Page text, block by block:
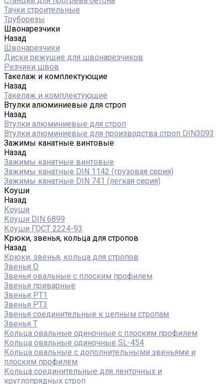
Тачки строительные
Труборезы
Швонарезчики
Назад
Швонарезчики
Диски режущие для швонарезчиков
Резчики швов
Такелаж и комплектующие
Назад
Такелаж и комплектующие
Втулки алюминиевые для строп
Назад
Втулки алюминиевые для строп
Втулки алюминиевые для производства строп DIN3093
Зажимы канатные винтовые
Назад
Зажимы канатные винтовые
Зажимы канатные DIN 1142 (грузовая серия)
Зажимы канатные DIN 741 (легкая серия)
Коуши
Назад
Коуши
Коуши DIN 6899
Коуши ГОСТ 2224-93
Крюки, звенья, кольца для стропов
Назад
Крюки, звенья, кольца для стропов
Звенья О
Звенья овальные с плоским профилем
Звенья приварные
Звенья РТ1
Звенья РТ3
Звенья соединительные к цепным стропам
Звенья Т
Кольца овальные одиночные c плоским профилем
Кольца овальные одиночные SL-454
Кольца овальные с дополнительными звеньями и
плоским профилем
Кольца соединительные для ленточных и
круглопрядных строп